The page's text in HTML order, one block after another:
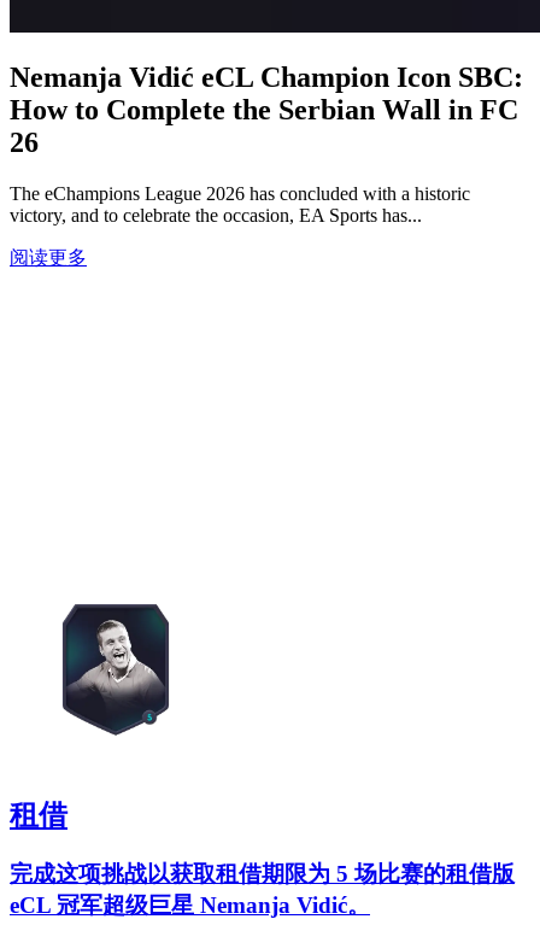
Nemanja Vidić eCL Champion Icon SBC:
How to Complete the Serbian Wall in FC
26
The eChampions League 2026 has concluded with a historic
victory, and to celebrate the occasion, EA Sports has...
阅读更多
租借
完成这项挑战以获取租借期限为 5 场比赛的租借版
eCL 冠军超级巨星 Nemanja Vidić。